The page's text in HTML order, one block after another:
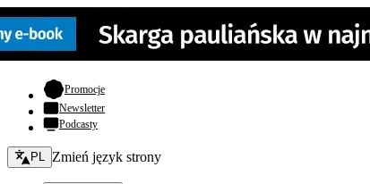
Promocje- otwiera się w nowej karcie
Newsletter
Podcasty
Zmień język - bieżący:
PL Zmień język strony